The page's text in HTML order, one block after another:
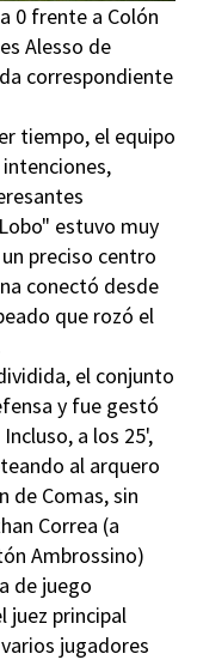
0 frente a Colón
Alesso de
correspondiente
tiempo, el equipo
estuvo muy
preciso centro
conectó desde
que rozó el
el conjunto
y fue gestó
a los 25',
al arquero
de Comas, sin
Correa (a
Ambrossino)
de juego
juez principal
jugadores